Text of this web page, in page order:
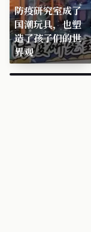
防疫研究室成了
国潮玩具，也塑
造了孩子们的世
界观